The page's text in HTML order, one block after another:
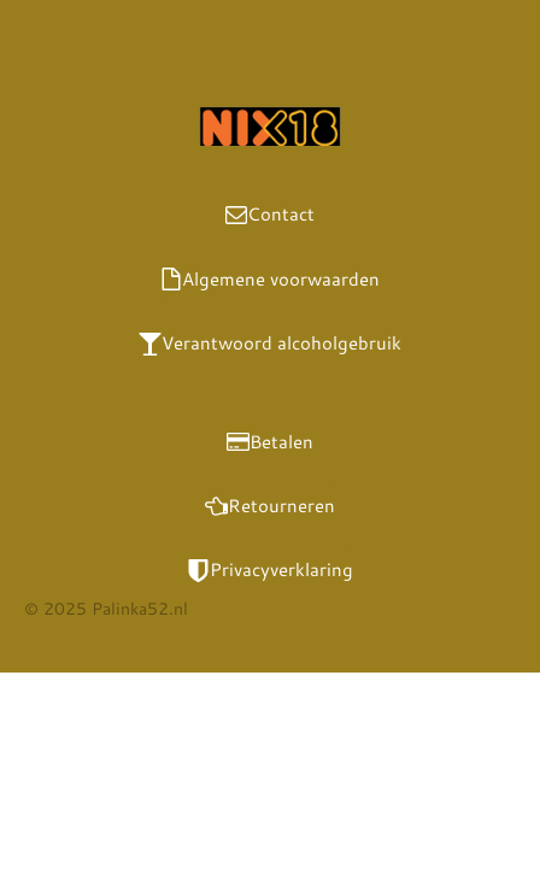
Contact
Algemene voorwaarden
Verantwoord alcoholgebruik
Betalen
Retourneren
Privacyverklaring
© 2025 Palinka52.nl